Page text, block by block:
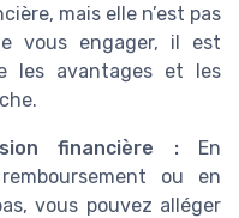
mais elle n’est pas
vous engager, il est
les avantages et les
financière :En
ou en
vous pouvez alléger